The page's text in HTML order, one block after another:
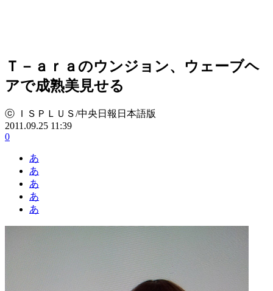
Ｔ－ａｒａのウンジョン、ウェーブヘ
アで成熟美見せる
ⓒ ＩＳＰＬＵＳ/中央日報日本語版
2011.09.25 11:39
0
あ
あ
あ
あ
あ